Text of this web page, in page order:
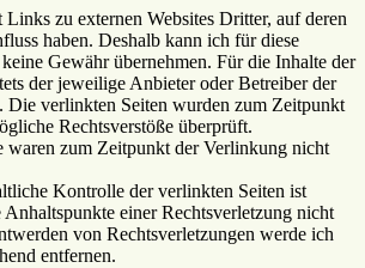
zu externen Websites Dritter, auf deren
haben. Deshalb kann ich für diese
Gewähr übernehmen. Für die Inhalte der
der jeweilige Anbieter oder Betreiber der
Die verlinkten Seiten wurden zum Zeitpunkt
Rechtsverstöße überprüft.
waren zum Zeitpunkt der Verlinkung nicht
Kontrolle der verlinkten Seiten ist
einer Rechtsverletzung nicht
von Rechtsverletzungen werde ich
entfernen.